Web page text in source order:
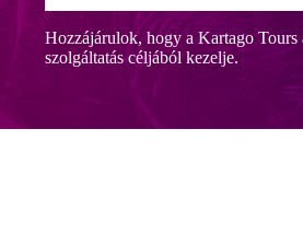
épült, közvetlenül a
Hozzájárulok, hogy a Kartago Tours
szolgáltatás céljából kezelje.